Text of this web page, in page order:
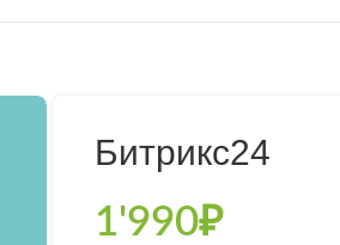
Битрикс24
1'990₽